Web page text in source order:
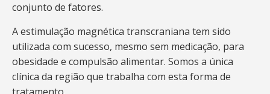
conjunto de fatores.
A estimulação magnética transcraniana tem sido
utilizada com sucesso, mesmo sem medicação, para
obesidade e compulsão alimentar. Somos a única
clínica da região que trabalha com esta forma de